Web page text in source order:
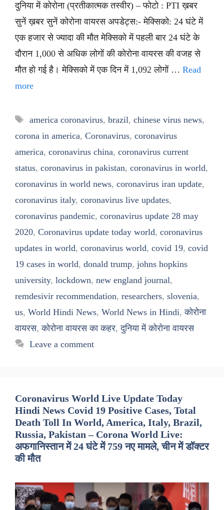
दुनिया में कोरोना (प्रतीकात्मक तस्वीर) – फोटो : PTI ख़बर
सुनें ख़बर सुनें कोरोना वायरस अपडेट्स:- मेक्सिको: 24 घंटे में
एक हजार से ज्यादा की मौत मेक्सिको में पहली बार 24 घंटे के
दौरान 1,000 से अधिक लोगों की कोरोना वायरस की वजह से
मौत हो गई है। मेक्सिको में एक दिन में 1,092 लोगों … Read
more
Tags
america coronavirus, brazil, chinese virus news,
corona in america, Coronavirus, coronavirus
america, coronavirus china, coronavirus current
status, coronavirus in pakistan, coronavirus in world,
coronavirus in world news, coronavirus iran update,
coronavirus italy, coronavirus live updates,
coronavirus pandemic, coronavirus update 28 may
2020, Coronavirus update today world, coronavirus
updates in world, coronavirus world, covid 19, covid
19 cases in world, donald trump, johns hopkins
university, lockdown, new england journal,
remdesivir recommendation, researchers, slovenia,
us, World Hindi News, World News in Hindi,कोरोना
वायरस,कोरोना वायरस का कहर,दुनिया में कोरोना वायरस
Leave a comment
Coronavirus World Live Update Today
Hindi News Covid 19 Positive Cases, Total
Death Toll In World, America, Italy, Brazil,
Russia, Pakistan – Corona World Live:
अफगानिस्तान में 24 घंटे में 759 नए मामले, चीन में डॉक्टर
की मौत